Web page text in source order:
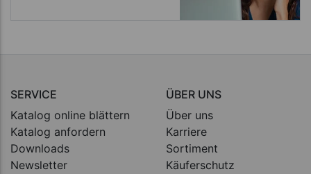
SERVICE
Katalog online blättern
Katalog anfordern
Downloads
Newsletter
ÜBER UNS
Über uns
Karriere
Sortiment
Käuferschutz